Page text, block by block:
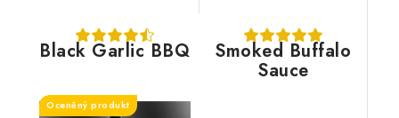
Black Garlic BBQ
Oceněný produkt
Smoked Buffalo
Sauce